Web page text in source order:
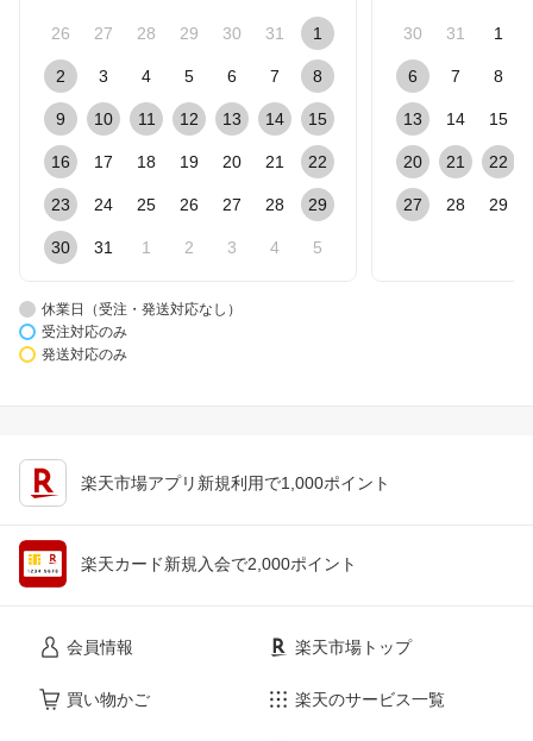
26 27 28 29 30 31 1
2 3 4 5 6 7 8
9 10 11 12 13 14 15
16 17 18 19 20 21 22
23 24 25 26 27 28 29
30 31 1 2 3 4 5
30 31 1
6 7 8
13 14 15
20 21 22
27 28 29
休業日（受注・発送対応なし）
受注対応のみ
発送対応のみ
楽天市場アプリ新規利用で1,000ポイント
楽天カード新規入会で2,000ポイント
会員情報
買い物かご
楽天市場トップ
楽天のサービス一覧